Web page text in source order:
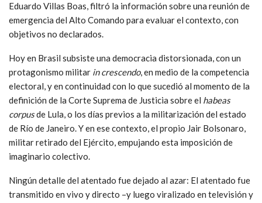
Eduardo Villas Boas, filtró la información sobre una reunión de
emergencia del Alto Comando para evaluar el contexto, con
objetivos no declarados.
Hoy en Brasil subsiste una democracia distorsionada, con un
protagonismo militar in crescendo, en medio de la competencia
electoral, y en continuidad con lo que sucedió al momento de la
definición de la Corte Suprema de Justicia sobre el habeas
corpusde Lula, o los días previos a la militarización del estado
de Río de Janeiro. Y en ese contexto, el propio Jair Bolsonaro,
militar retirado del Ejército, empujando esta imposición de
imaginario colectivo.
Ningún detalle del atentado fue dejado al azar: El atentado fue
transmitido en vivo y directo –y luego viralizado en televisión y